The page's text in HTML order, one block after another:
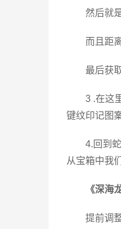
然后就
而且距
最后获
3 .在这
键纹印记图
4.回到
从宝箱中我
《深海
提前调